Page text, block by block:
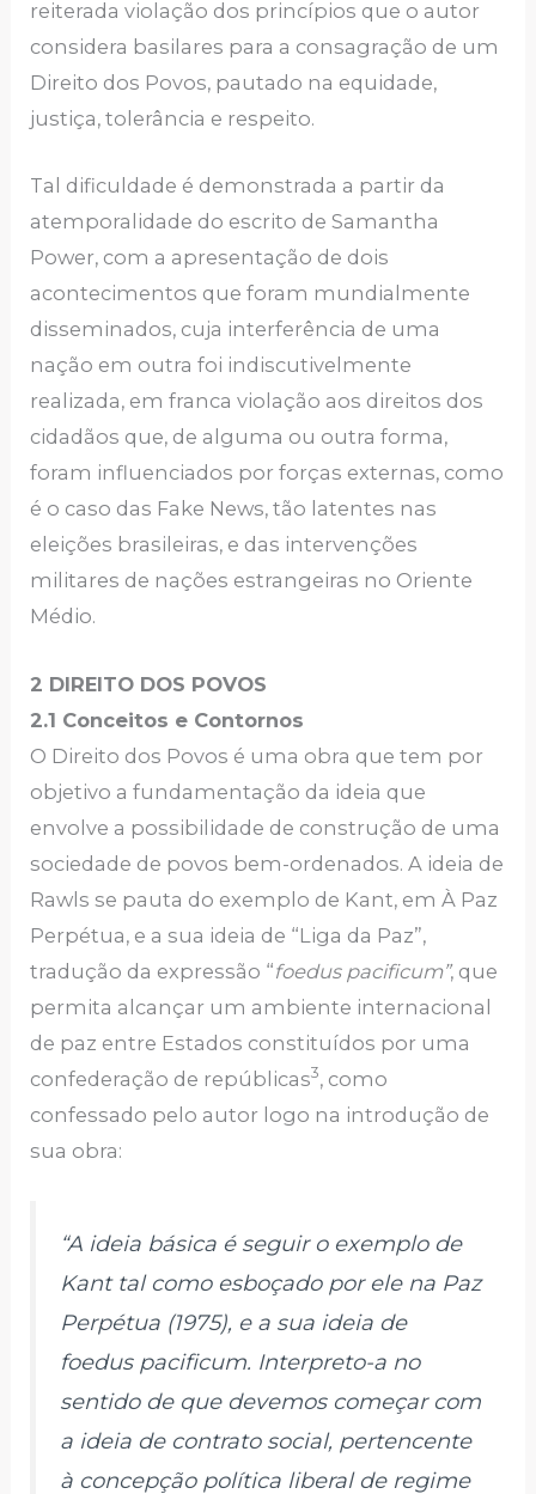
reiterada violação dos princípios que o autor
considera basilares para a consagração de um
Direito dos Povos, pautado na equidade,
justiça, tolerância e respeito.
Tal dificuldade é demonstrada a partir da
atemporalidade do escrito de Samantha
Power, com a apresentação de dois
acontecimentos que foram mundialmente
disseminados, cuja interferência de uma
nação em outra foi indiscutivelmente
realizada, em franca violação aos direitos dos
cidadãos que, de alguma ou outra forma,
foram influenciados por forças externas, como
é o caso das Fake News, tão latentes nas
eleições brasileiras, e das intervenções
militares de nações estrangeiras no Oriente
Médio.
2 DIREITO DOS POVOS
2.1 Conceitos e Contornos
O Direito dos Povos é uma obra que tem por
objetivo a fundamentação da ideia que
envolve a possibilidade de construção de uma
sociedade de povos bem-ordenados. A ideia de
Rawls se pauta do exemplo de Kant, em À Paz
Perpétua, e a sua ideia de “Liga da Paz”,
tradução da expressão “foedus pacificum”, que
permita alcançar um ambiente internacional
de paz entre Estados constituídos por uma
confederação de repúblicas3, como
confessado pelo autor logo na introdução de
sua obra:
“A ideia básica é seguir o exemplo de
Kant tal como esboçado por ele na Paz
Perpétua (1975), e a sua ideia de
foedus pacificum. Interpreto-a no
sentido de que devemos começar com
a ideia de contrato social, pertencente
à concepção política liberal de regime